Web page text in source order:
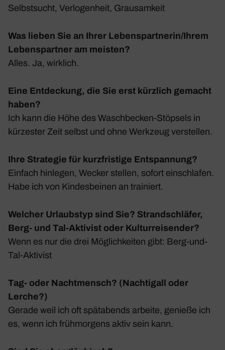
Selbst­sucht, Verlo­gen­heit, Grau­sam­keit
Was lieben Sie an Ihrer Lebenspartnerin/Ihrem
Lebenspartner am meisten?
Alles. Ja, wirk­lich.
Eine Entdeckung, die Sie erst kürzlich gemacht
haben?
Ich kann die Höhe des Wasch­be­cken-Stöp­sels in
kürzester Zeit selbst und ohne Werk­zeug verstellen.
Ihre Strategie für kurzfristige Entspannung?
Einfach hinlegen, Wecker stellen, sofort einschlafen.
Habe ich von Kindes­beinen an trai­niert.
Welcher Urlaubstyp sind Sie? Strandschläfer,
Berg- und Tal-Aktivist oder Kulturreisender?
Wenn es nur die drei Möglich­keiten gibt: Berg-und-
Tal-Akti­vist
Tag- oder Nachtmensch? (Nachtigall oder
Lerche?)
Gerade weil ich oft spät­abends arbeite, genieße ich
es, wenn ich früh­mor­gens aktiv sein kann.